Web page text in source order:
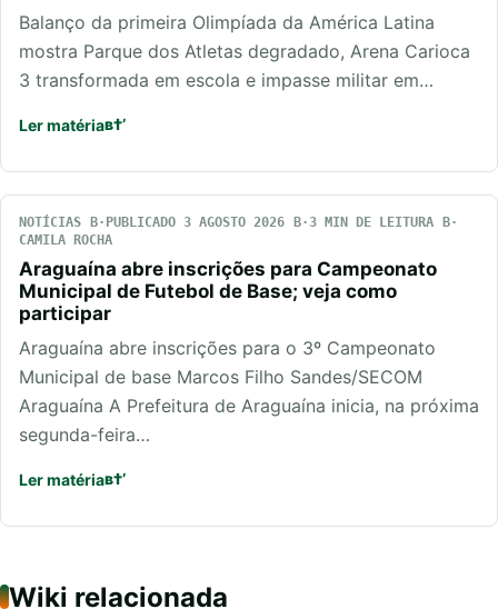
Balanço da primeira Olimpíada da América Latina
mostra Parque dos Atletas degradado, Arena Carioca
3 transformada em escola e impasse militar em…
Ler matéria
NOTÍCIAS PUBLICADO 3 AGOSTO 2026
3 MIN DE LEITURA
CAMILA ROCHA
Araguaína abre inscrições para Campeonato
Municipal de Futebol de Base; veja como
participar
Araguaína abre inscrições para o 3º Campeonato
Municipal de base Marcos Filho Sandes/SECOM
Araguaína A Prefeitura de Araguaína inicia, na próxima
segunda-feira…
Ler matéria
Wiki relacionada